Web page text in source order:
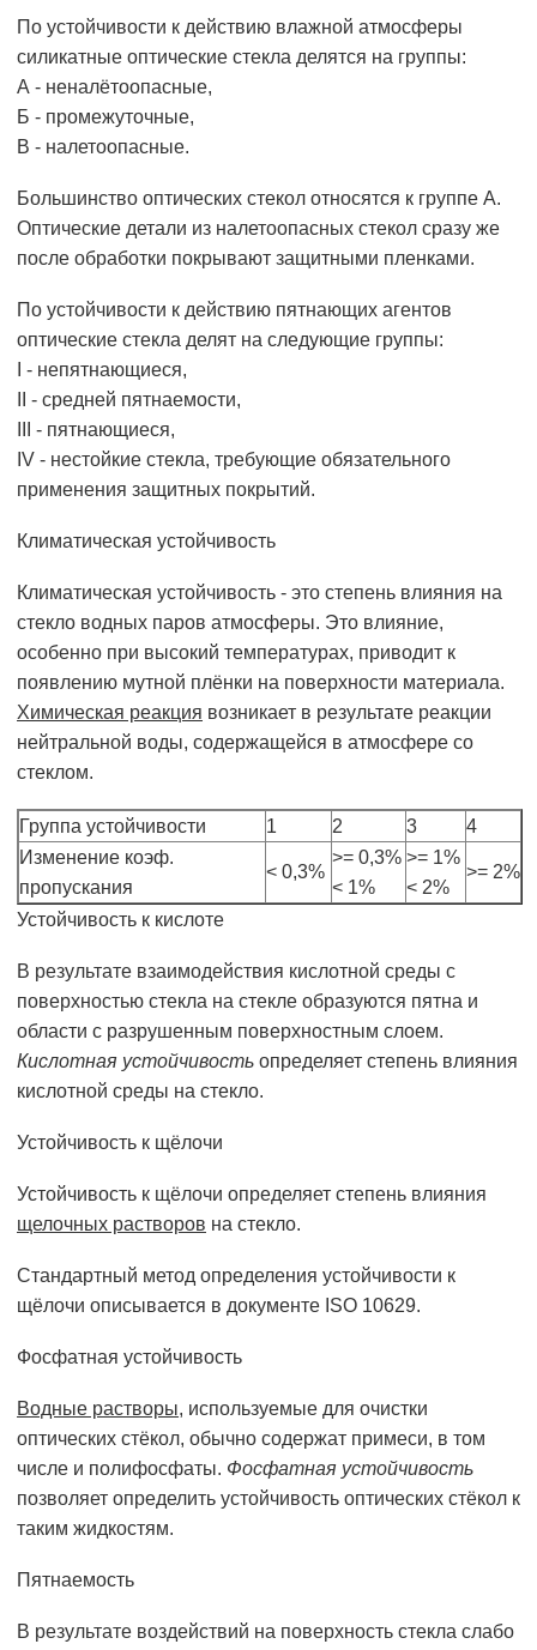
По устойчивости к действию влажной атмосферы
силикатные оптические стекла делятся на группы:
А - неналётоопасные,
Б - промежуточные,
В - налетоопасные.
Большинство оптических стекол относятся к группе А.
Оптические детали из налетоопасных стекол сразу же
после обработки покрывают защитными пленками.
По устойчивости к действию пятнающих агентов
оптические стекла делят на следующие группы:
I - непятнающиеся,
II - средней пятнаемости,
III - пятнающиеся,
IV - нестойкие стекла, требующие обязательного
применения защитных покрытий.
Климатическая устойчивость
Климатическая устойчивость - это степень влияния на
стекло водных паров атмосферы. Это влияние,
особенно при высокий температурах, приводит к
появлению мутной плёнки на поверхности материала.
Химическая реакция возникает в результате реакции
нейтральной воды, содержащейся в атмосфере co
стеклом.
Группа устойчивости 1 2 3
4
Изменение коэф.
пропускания
< 0,3%
>= 0,3%
< 1%
>= 1%
< 2%
>= 2%
Устойчивость к кислоте
В результате взаимодействия кислотной среды с
поверхностью стекла на стекле образуются пятна и
области с разрушенным поверхностным слоем.
Кислотная устойчивость определяет степень влияния
кислотной среды на стекло.
Устойчивость к щёлочи
Устойчивость к щёлочи определяет степень влияния
щелочных растворов на стекло.
Стандартный метод определения устойчивости к
щёлочи описывается в документе ISO 10629.
Фосфатная устойчивость
Водные растворы, используемые для очистки
оптических стёкол, обычно содержат примеси, в том
числе и полифосфаты. Фосфатная устойчивость
позволяет определить устойчивость оптических стёкол к
таким жидкостям.
Пятнаемость
В результате воздействий на поверхность стекла слабо